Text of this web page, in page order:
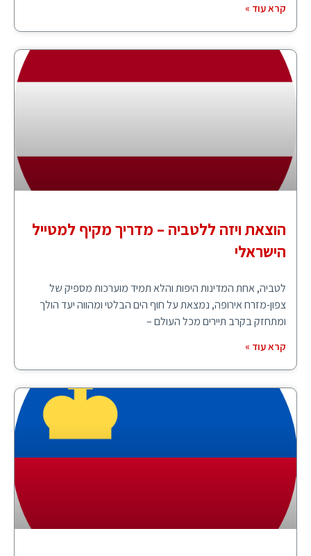
קרא עוד »
הוצאת ויזה ללטביה – מדריך מקיף למטייל
הישראלי
לטביה, אחת המדינות היפות והלא תמיד מוערכות מספיק של
צפון-מזרח אירופה, נמצאת על חוף הים הבלטי ומהווה יעד הולך
ומתחזק בקרב תיירים מכל העולם –
קרא עוד »